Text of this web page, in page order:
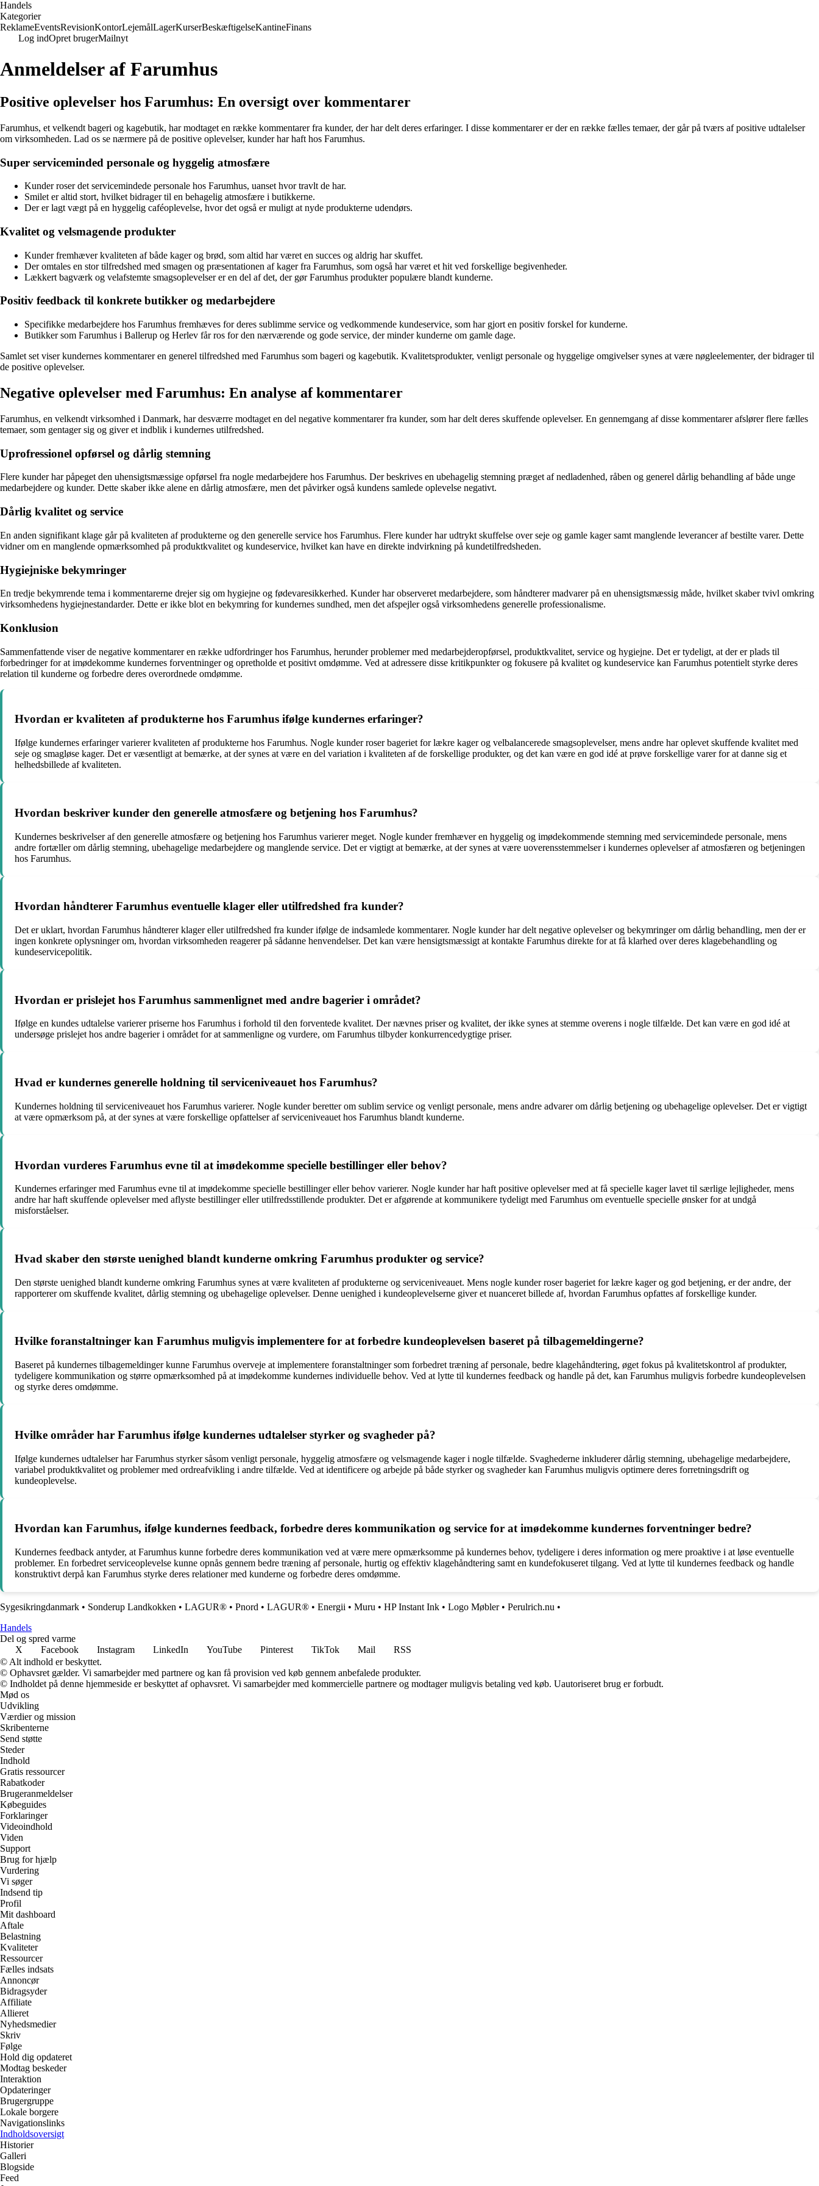
Handels
Kategorier
ReklameEventsRevisionKontorLejemålLagerKurserBeskæftigelseKantineFinans
Log indOpret brugerMailnyt
Anmeldelser af Farumhus
Positive oplevelser hos Farumhus: En oversigt over kommentarer
Farumhus, et velkendt bageri og kagebutik, har modtaget en række kommentarer fra kunder, der har delt deres erfaringer. I disse kommentarer er der en række fælles temaer, der går på tværs af positive udtalelser
om virksomheden. Lad os se nærmere på de positive oplevelser, kunder har haft hos Farumhus.
Super serviceminded personale og hyggelig atmosfære
Kunder roser det servicemindede personale hos Farumhus, uanset hvor travlt de har.
Smilet er altid stort, hvilket bidrager til en behagelig atmosfære i butikkerne.
Der er lagt vægt på en hyggelig caféoplevelse, hvor det også er muligt at nyde produkterne udendørs.
Kvalitet og velsmagende produkter
Kunder fremhæver kvaliteten af både kager og brød, som altid har været en succes og aldrig har skuffet.
Der omtales en stor tilfredshed med smagen og præsentationen af kager fra Farumhus, som også har været et hit ved forskellige begivenheder.
Lækkert bagværk og velafstemte smagsoplevelser er en del af det, der gør Farumhus produkter populære blandt kunderne.
Positiv feedback til konkrete butikker og medarbejdere
Specifikke medarbejdere hos Farumhus fremhæves for deres sublimme service og vedkommende kundeservice, som har gjort en positiv forskel for kunderne.
Butikker som Farumhus i Ballerup og Herlev får ros for den nærværende og gode service, der minder kunderne om gamle dage.
Samlet set viser kundernes kommentarer en generel tilfredshed med Farumhus som bageri og kagebutik. Kvalitetsprodukter, venligt personale og hyggelige omgivelser synes at være nøgleelementer, der bidrager til
de positive oplevelser.
Negative oplevelser med Farumhus: En analyse af kommentarer
Farumhus, en velkendt virksomhed i Danmark, har desværre modtaget en del negative kommentarer fra kunder, som har delt deres skuffende oplevelser. En gennemgang af disse kommentarer afslører flere fælles
temaer, som gentager sig og giver et indblik i kundernes utilfredshed.
Uprofressionel opførsel og dårlig stemning
Flere kunder har påpeget den uhensigtsmæssige opførsel fra nogle medarbejdere hos Farumhus. Der beskrives en ubehagelig stemning præget af nedladenhed, råben og generel dårlig behandling af både unge
medarbejdere og kunder. Dette skaber ikke alene en dårlig atmosfære, men det påvirker også kundens samlede oplevelse negativt.
Dårlig kvalitet og service
En anden signifikant klage går på kvaliteten af produkterne og den generelle service hos Farumhus. Flere kunder har udtrykt skuffelse over seje og gamle kager samt manglende leverancer af bestilte varer. Dette
vidner om en manglende opmærksomhed på produktkvalitet og kundeservice, hvilket kan have en direkte indvirkning på kundetilfredsheden.
Hygiejniske bekymringer
En tredje bekymrende tema i kommentarerne drejer sig om hygiejne og fødevaresikkerhed. Kunder har observeret medarbejdere, som håndterer madvarer på en uhensigtsmæssig måde, hvilket skaber tvivl omkring
virksomhedens hygiejnestandarder. Dette er ikke blot en bekymring for kundernes sundhed, men det afspejler også virksomhedens generelle professionalisme.
Konklusion
Sammenfattende viser de negative kommentarer en række udfordringer hos Farumhus, herunder problemer med medarbejderopførsel, produktkvalitet, service og hygiejne. Det er tydeligt, at der er plads til
forbedringer for at imødekomme kundernes forventninger og opretholde et positivt omdømme. Ved at adressere disse kritikpunkter og fokusere på kvalitet og kundeservice kan Farumhus potentielt styrke deres
relation til kunderne og forbedre deres overordnede omdømme.
Hvordan er kvaliteten af produkterne hos Farumhus ifølge kundernes erfaringer?
Ifølge kundernes erfaringer varierer kvaliteten af produkterne hos Farumhus. Nogle kunder roser bageriet for lækre kager og velbalancerede smagsoplevelser, mens andre har oplevet skuffende kvalitet med
seje og smagløse kager. Det er væsentligt at bemærke, at der synes at være en del variation i kvaliteten af de forskellige produkter, og det kan være en god idé at prøve forskellige varer for at danne sig et
helhedsbillede af kvaliteten.
Hvordan beskriver kunder den generelle atmosfære og betjening hos Farumhus?
Kundernes beskrivelser af den generelle atmosfære og betjening hos Farumhus varierer meget. Nogle kunder fremhæver en hyggelig og imødekommende stemning med servicemindede personale, mens
andre fortæller om dårlig stemning, ubehagelige medarbejdere og manglende service. Det er vigtigt at bemærke, at der synes at være uoverensstemmelser i kundernes oplevelser af atmosfæren og betjeningen
hos Farumhus.
Hvordan håndterer Farumhus eventuelle klager eller utilfredshed fra kunder?
Det er uklart, hvordan Farumhus håndterer klager eller utilfredshed fra kunder ifølge de indsamlede kommentarer. Nogle kunder har delt negative oplevelser og bekymringer om dårlig behandling, men der er
ingen konkrete oplysninger om, hvordan virksomheden reagerer på sådanne henvendelser. Det kan være hensigtsmæssigt at kontakte Farumhus direkte for at få klarhed over deres klagebehandling og
kundeservicepolitik.
Hvordan er prislejet hos Farumhus sammenlignet med andre bagerier i området?
Ifølge en kundes udtalelse varierer priserne hos Farumhus i forhold til den forventede kvalitet. Der nævnes priser og kvalitet, der ikke synes at stemme overens i nogle tilfælde. Det kan være en god idé at
undersøge prislejet hos andre bagerier i området for at sammenligne og vurdere, om Farumhus tilbyder konkurrencedygtige priser.
Hvad er kundernes generelle holdning til serviceniveauet hos Farumhus?
Kundernes holdning til serviceniveauet hos Farumhus varierer. Nogle kunder beretter om sublim service og venligt personale, mens andre advarer om dårlig betjening og ubehagelige oplevelser. Det er vigtigt
at være opmærksom på, at der synes at være forskellige opfattelser af serviceniveauet hos Farumhus blandt kunderne.
Hvordan vurderes Farumhus evne til at imødekomme specielle bestillinger eller behov?
Kundernes erfaringer med Farumhus evne til at imødekomme specielle bestillinger eller behov varierer. Nogle kunder har haft positive oplevelser med at få specielle kager lavet til særlige lejligheder, mens
andre har haft skuffende oplevelser med aflyste bestillinger eller utilfredsstillende produkter. Det er afgørende at kommunikere tydeligt med Farumhus om eventuelle specielle ønsker for at undgå
misforståelser.
Hvad skaber den største uenighed blandt kunderne omkring Farumhus produkter og service?
Den største uenighed blandt kunderne omkring Farumhus synes at være kvaliteten af produkterne og serviceniveauet. Mens nogle kunder roser bageriet for lækre kager og god betjening, er der andre, der
rapporterer om skuffende kvalitet, dårlig stemning og ubehagelige oplevelser. Denne uenighed i kundeoplevelserne giver et nuanceret billede af, hvordan Farumhus opfattes af forskellige kunder.
Hvilke foranstaltninger kan Farumhus muligvis implementere for at forbedre kundeoplevelsen baseret på tilbagemeldingerne?
Baseret på kundernes tilbagemeldinger kunne Farumhus overveje at implementere foranstaltninger som forbedret træning af personale, bedre klagehåndtering, øget fokus på kvalitetskontrol af produkter,
tydeligere kommunikation og større opmærksomhed på at imødekomme kundernes individuelle behov. Ved at lytte til kundernes feedback og handle på det, kan Farumhus muligvis forbedre kundeoplevelsen
og styrke deres omdømme.
Hvilke områder har Farumhus ifølge kundernes udtalelser styrker og svagheder på?
Ifølge kundernes udtalelser har Farumhus styrker såsom venligt personale, hyggelig atmosfære og velsmagende kager i nogle tilfælde. Svaghederne inkluderer dårlig stemning, ubehagelige medarbejdere,
variabel produktkvalitet og problemer med ordreafvikling i andre tilfælde. Ved at identificere og arbejde på både styrker og svagheder kan Farumhus muligvis optimere deres forretningsdrift og
kundeoplevelse.
Hvordan kan Farumhus, ifølge kundernes feedback, forbedre deres kommunikation og service for at imødekomme kundernes forventninger bedre?
Kundernes feedback antyder, at Farumhus kunne forbedre deres kommunikation ved at være mere opmærksomme på kundernes behov, tydeligere i deres information og mere proaktive i at løse eventuelle
problemer. En forbedret serviceoplevelse kunne opnås gennem bedre træning af personale, hurtig og effektiv klagehåndtering samt en kundefokuseret tilgang. Ved at lytte til kundernes feedback og handle
konstruktivt derpå kan Farumhus styrke deres relationer med kunderne og forbedre deres omdømme.
Sygesikringdanmark • Sonderup Landkokken • LAGUR® • Pnord • LAGUR® • Energii • Muru • HP Instant Ink • Logo Møbler• Perulrich.nu •
Handels
Del og spred varme
X
Facebook Instagram LinkedIn YouTube Pinterest TikTok Mail
RSS
© Alt indhold er beskyttet.
© Ophavsret gælder. Vi samarbejder med partnere og kan få provision ved køb gennem anbefalede produkter.
© Indholdet på denne hjemmeside er beskyttet af ophavsret. Vi samarbejder med kommercielle partnere og modtager muligvis betaling ved køb. Uautoriseret brug er forbudt.
Mød os
Udvikling
Værdier og mission
Skribenterne
Send støtte
Steder
Indhold
Gratis ressourcer
Rabatkoder
Brugeranmeldelser
Købeguides
Forklaringer
Videoindhold
Viden
Support
Brug for hjælp
Vurdering
Vi søger
Indsend tip
Profil
Mit dashboard
Aftale
Belastning
Kvaliteter
Ressourcer
Fælles indsats
Annoncør
Bidragsyder
Affiliate
Allieret
Nyhedsmedier
Skriv
Følge
Hold dig opdateret
Modtag beskeder
Interaktion
Opdateringer
Brugergruppe
Lokale borgere
Navigationslinks
Indholdsoversigt
Historier
Galleri
Blogside
Feed